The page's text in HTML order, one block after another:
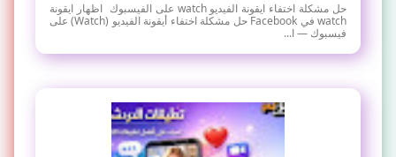
حل مشكلة اختفاء ايقونة الفيديو watch على الفيسبوك اظهار ايقونة
watch في Facebook حل مشكلة اختفاء أيقونة الفيديو (Watch) على
فيسبوك — ا...